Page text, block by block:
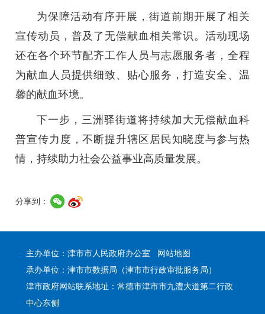
为保障活动有序开展，街道前期开展了相关
宣传动员，普及了无偿献血相关常识。活动现场
还在各个环节配齐工作人员与志愿服务者，全程
为献血人员提供细致、贴心服务，打造安全、温
馨的献血环境。
下一步，三洲驿街道将持续加大无偿献血科
普宣传力度，不断提升辖区居民知晓度与参与热
情，持续助力社会公益事业高质量发展。
分享到：
主办单位：津市市人民政府办公室 网站地图
承办单位：津市市数据局（津市市行政审批服务局）
津市政府网站联系地址：常德市津市市九澧大道第二行政
中心东侧